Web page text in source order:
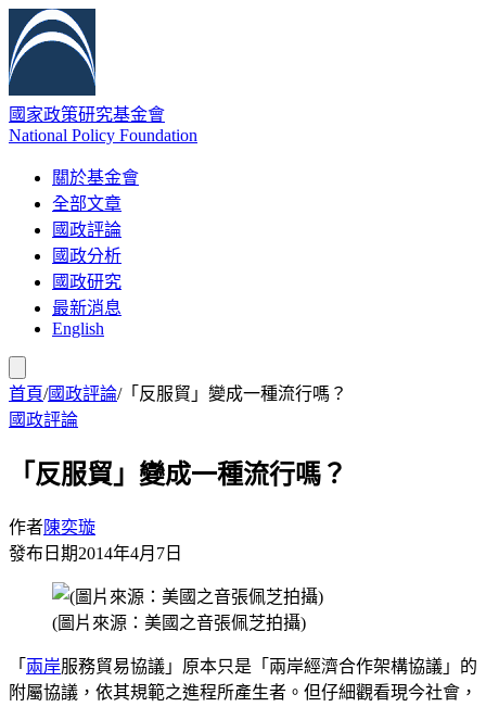
國家政策研究基金會
National Policy Foundation
關於基金會
全部文章
國政評論
國政分析
國政研究
最新消息
English
首頁/國政評論/「反服貿」變成一種流行嗎？
國政評論
「反服貿」變成一種流行嗎？
作者陳奕璇
發布日期2014年4月7日
(圖片來源：美國之音張佩芝拍攝)
「 兩岸服務貿易協議」原本只是「兩岸經濟合作架構協議」的
附屬協議，依其規範之進程所產生者。但仔細觀看現今社會，